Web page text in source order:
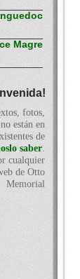
Magre
fotos,
están en
de
saber.
cualquier
de Otto
Memorial